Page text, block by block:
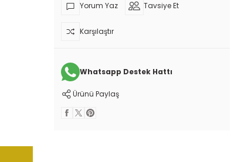
Yorum Yaz Tavsiye Et
Karşılaştır
Whatsapp Destek Hattı
Ürünü Paylaş